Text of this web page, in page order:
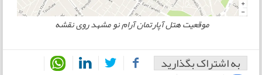
موقعیت هتل آپارتمان آرام نو مشهد روی نقشه
به اشتراک بگذارید